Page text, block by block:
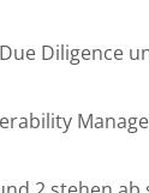
Due Diligence